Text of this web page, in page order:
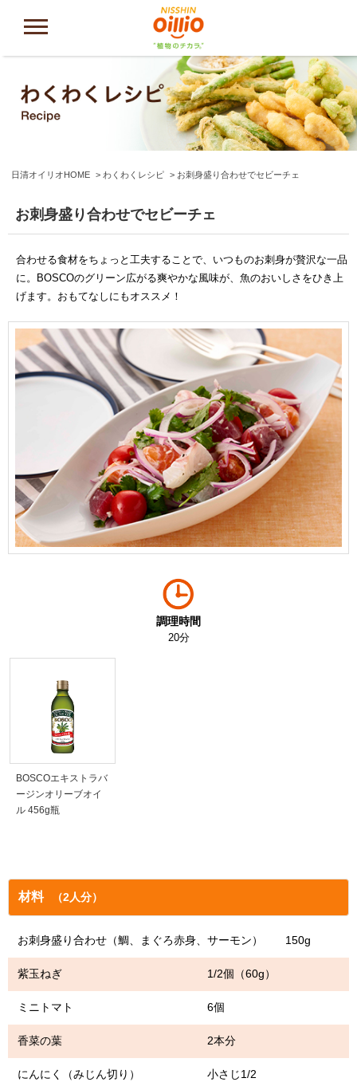
日清オイリオHOME わくわくレシピ お刺身盛り合わせでセビーチェ
お刺身盛り合わせでセビーチェ
合わせる食材をちょっと工夫することで、いつものお刺身が贅沢な一品
に。BOSCOのグリーン広がる爽やかな風味が、魚のおいしさをひき上
げます。おもてなしにもオススメ！
調理時間
20分
BOSCOエキストラバ
ージンオリーブオイ
ル 456g瓶
材料 （2人分）
お刺身盛り合わせ（鯛、まぐろ赤身、サーモン） 150g
紫玉ねぎ 1/2個（60g）
ミニトマト 6個
香菜の葉 2本分
にんにく（みじん切り） 小さじ1/2